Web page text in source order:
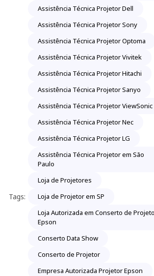
Tags:
Assistência Técnica Projetor Dell
Assistência Técnica Projetor Sony
Assistência Técnica Projetor Optoma
Assistência Técnica Projetor Vivitek
Assistência Técnica Projetor Hitachi
Assistência Técnica Projetor Sanyo
Assistência Técnica Projetor ViewSonic
Assistência Técnica Projetor Nec
Assistência Técnica Projetor LG
Assistência Técnica Projetor em São
Paulo
Loja de Projetores
Loja de Projetor em SP
Loja Autorizada em Conserto de
Epson
Conserto Data Show
Conserto de Projetor
Empresa Autorizada Projetor Epson